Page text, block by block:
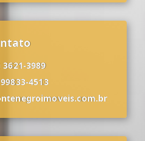
3621-3989
4513